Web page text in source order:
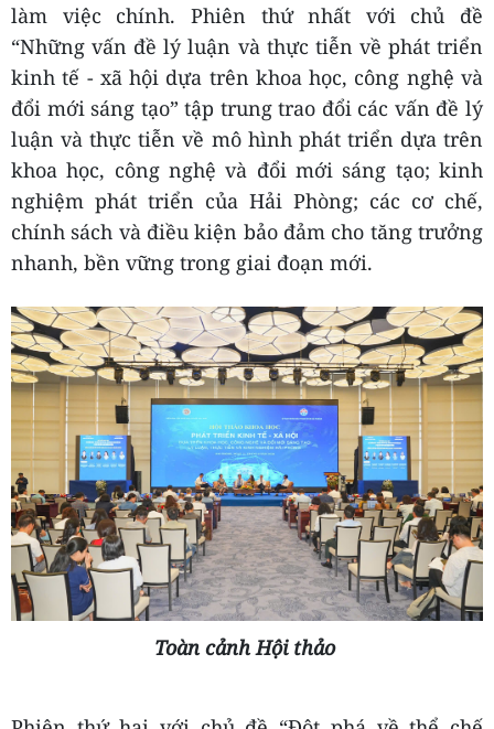
làm việc chính. Phiên thứ nhất với chủ đề
“Những vấn đề lý luận và thực tiễn về phát triển
kinh tế - xã hội dựa trên khoa học, công nghệ và
đổi mới sáng tạo” tập trung trao đổi các vấn đề lý
luận và thực tiễn về mô hình phát triển dựa trên
khoa học, công nghệ và đổi mới sáng tạo; kinh
nghiệm phát triển của Hải Phòng; các cơ chế,
chính sách và điều kiện bảo đảm cho tăng trưởng
nhanh, bền vững trong giai đoạn mới.
Toàn cảnh Hội thảo